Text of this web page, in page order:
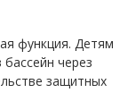
функция. Детям
через
защитных